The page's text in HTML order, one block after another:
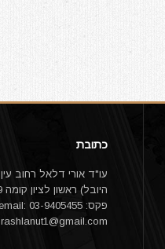
כתובת
פקס: 03-9405455 email:
rashlanut1@gmail.com